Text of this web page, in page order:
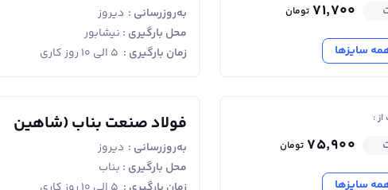
۷۱٬۷۰۰ تومان
سایزها
به‌روزرسانی : دیروز
محل بارگیری : نیشابور
زمان بارگیری : ۵ الی ۱۰ روز کاری
:
۷۵٬۹۰۰ تومان
سایزها
فولاد صنعت بناب (شاهین
بناب)
به‌روزرسانی : دیروز
محل بارگیری : بناب